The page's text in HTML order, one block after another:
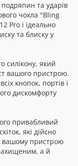
подряпин та ударів
чохла "Bling
Pro і ідеально
та блиску у
силікону, який
вашого пристрою.
кнопок, портів і
дискомфорту
привабливий
які дійсно
вашому пристрою
а й